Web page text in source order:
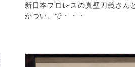
新日本プロレスの真壁刀義さん
かつい、で・・・